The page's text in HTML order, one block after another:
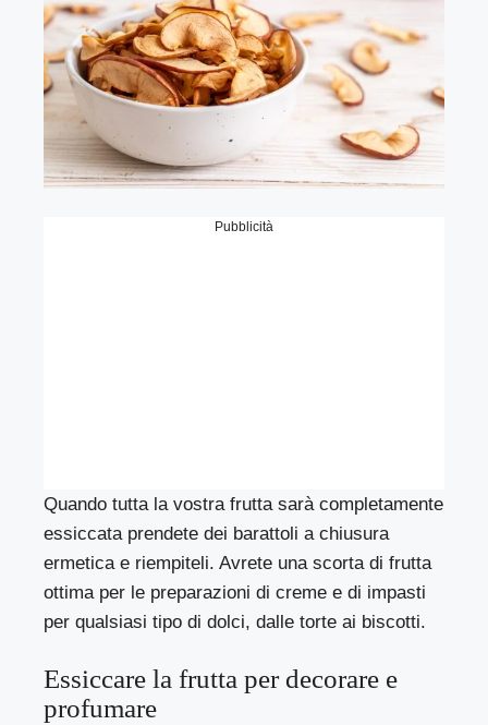
Pubblicità
Quando tutta lavostrafrutta sarà completamente
essiccata prendete dei barattoli a chiusura
ermetica e riempiteli. Avrete una scorta di frutta
ottima per le preparazioni di creme e di impasti
per qualsiasi tipo di dolci, dalle torte ai biscotti.
Essiccare la frutta per decorare e
profumare